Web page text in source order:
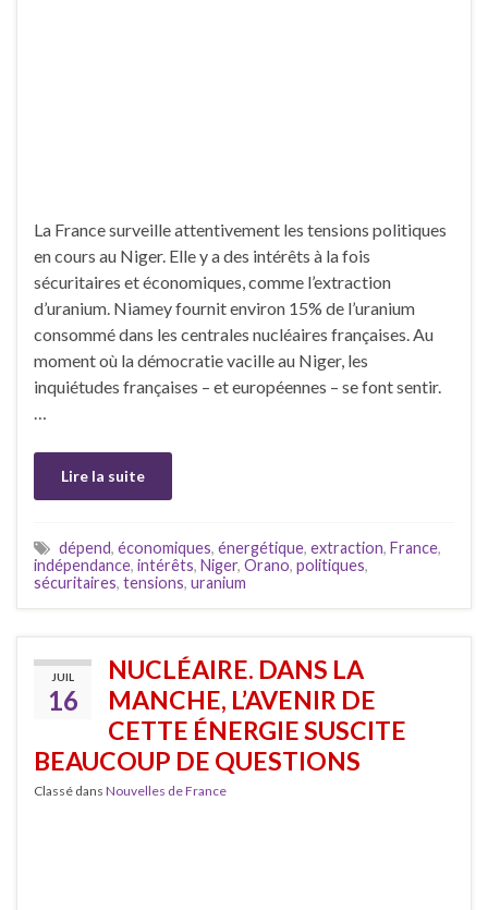
La France surveille attentivement les tensions politiques
en cours au Niger. Elle y a des intérêts à la fois
sécuritaires et économiques, comme l’extraction
d’uranium. Niamey fournit environ 15% de l’uranium
consommé dans les centrales nucléaires françaises. Au
moment où la démocratie vacille au Niger, les
inquiétudes françaises – et européennes – se font sentir.
Lire la suite
dépend, économiques, énergétique, extraction, France,
indépendance, intérêts, Niger, Orano, politiques,
sécuritaires, tensions, uranium
JUIL
16
NUCLÉAIRE. DANS LA
MANCHE, L’AVENIR DE
CETTE ÉNERGIE SUSCITE
BEAUCOUP DE QUESTIONS
Classé dans Nouvelles de France